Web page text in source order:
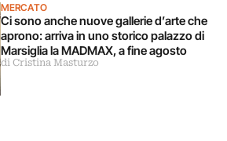
MERCATO
Ci sono anche nuove gallerie d’arte che
aprono: arriva in uno storico palazzo di
Marsiglia la MADMAX, a fine agosto
di Cristina Masturzo